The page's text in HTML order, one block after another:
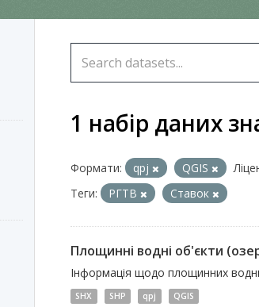
1 набір даних
Формати: qpj QGIS
Теги:
РГТВ Ставок
Площинні водні об'єкти
Інформація щодо площинних
SHX SHP qpj QGIS